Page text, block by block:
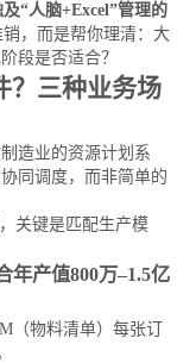
“人脑+Excel”管理的
，而是帮你理清：大
段是否适合？
？三种业务场
造业的资源计划系
同调度，而非简单的
关键是匹配生产模
产值800万–1.5亿
（物料清单）每张订